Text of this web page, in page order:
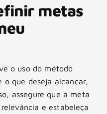
metas
o uso do método
o que deseja alcançar,
assegure que a meta
e estabeleça